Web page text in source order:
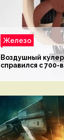
Железо
Воздушный
справился с